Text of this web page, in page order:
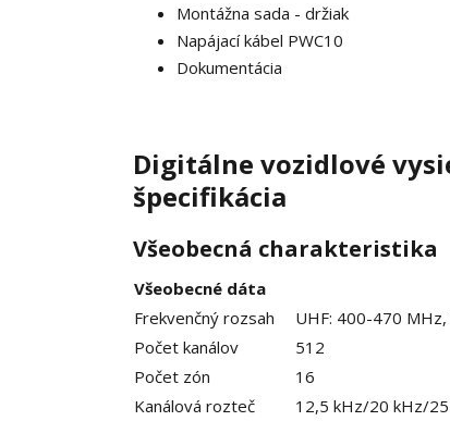
Montážna sada - držiak
Napájací kábel PWC10
Dokumentácia
Digitálne vozidlové
špecifikácia
Všeobecná charakteristika
Všeobecné dáta
Frekvenčný rozsah
UHF: 400-470
Počet kanálov
512
Počet zón
16
Kanálová rozteč
12,5 kHz/20 kHz/